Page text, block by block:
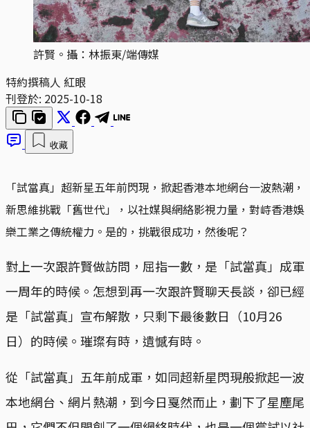
許賢。攝：林振東/端傳媒
特約撰稿人 紅眼
刊登於: 2025-10-18
收藏
「試當真」超新星五年前閃現，掀起香港本地網台一波熱潮，
新思維挑戰「舊世代」，以社媒與網絡影視力量，對峙香港娛
樂工業之傳統權力。是的，挑戰很成功，然後呢？
對上一次跟許賢做訪問，屈指一數，是「試當真」成軍
一周年的時候。怎想到再一次跟許賢聊天長談，卻已經
是「試當真」宣布解散，只剩下最後數日（10月26
日）的時候。璀璨有時，遺憾有時。
從「試當真」五年前成軍，如同超新星閃現般掀起一波
本地網台、網片熱潮，到今日戛然而止，劃下了星塵尾